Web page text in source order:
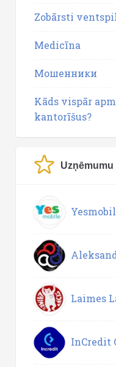
Zobārsti
Medicīna
Мошенники
Kāds vispār
kantorīšus?
Laimes
InCredit